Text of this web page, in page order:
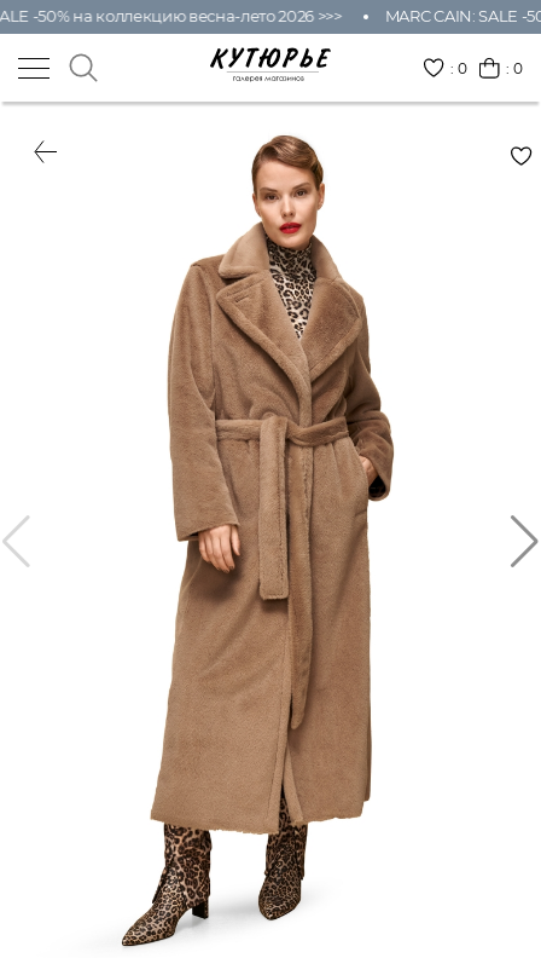
-50% на коллекцию весна-лето 2026 >>> MARC CAIN: SALE -
:0 : 0